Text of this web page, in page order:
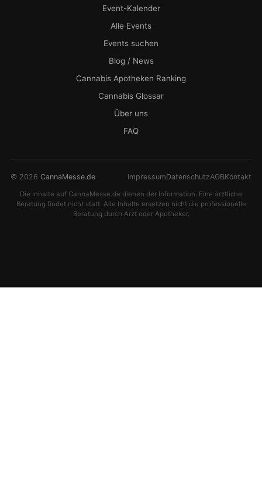
Event-Kalender
Alle Events
Events suchen
Blog / News
Cannabis Apotheken Ranking
Cannabis Glossar
Über uns
FAQ
© 2026 CannaMesse.de ImpressumDatenschutzAGBKontakt
Die Inhalte auf CannaMesse.de dienen der Information. Eine ärztliche
Beratung findet nicht statt. Alle Inhalte ersetzen nicht die professionelle
Beratung durch Arzt oder Apotheker.